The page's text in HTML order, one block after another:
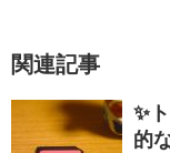
関連記事
✨
的